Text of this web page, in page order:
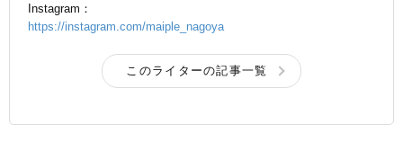
Instagram：
https://instagram.com/maiple_nagoya
このライターの記事一覧